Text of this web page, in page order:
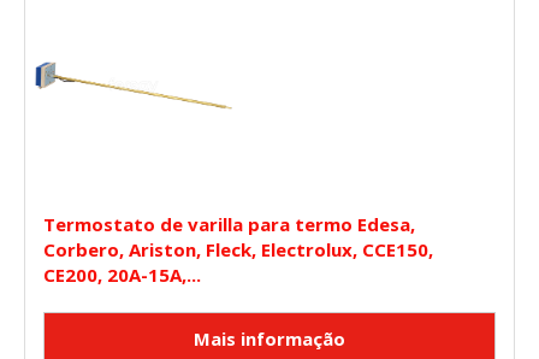
Termostato de varilla para termo Edesa,
Corbero, Ariston, Fleck, Electrolux, CCE150,
CE200, 20A-15A,...